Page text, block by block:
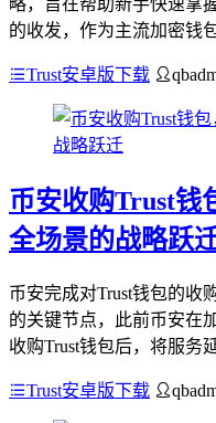
的收发，作为主流加密钱
Trust安卓版下载
币安收购Trust钱
全场景的战略跃
币安完成对Trust钱包的收
的关键节点，此前币安在
收购Trust钱包后，将服务
Trust安卓版下载